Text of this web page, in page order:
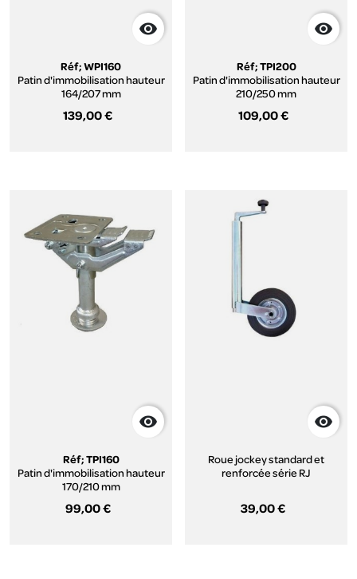

Réf; WPI160
Patin d'immobilisation hauteur
164/207 mm
139,00 €

Réf; TPI200
Patin d'immobilisation hauteur
210/250 mm
109,00 €

Réf; TPI160
Patin d'immobilisation hauteur
170/210 mm
99,00 €

Roue jockey standard et
renforcée série RJ
39,00 €